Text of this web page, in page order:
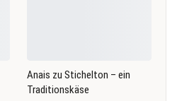
Anais zu Stichelton – ein
Traditionskäse